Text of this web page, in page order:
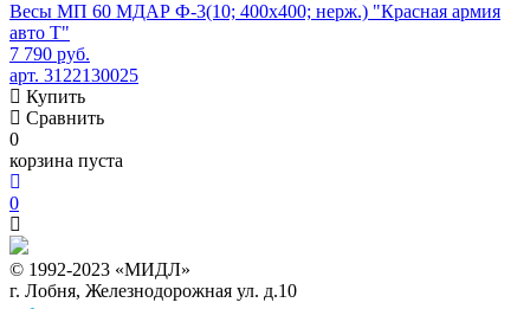
Весы МП 60 МДАР Ф-3(10; 400х400; нерж.) "Красная армия
авто Т"
7 790 руб.
арт. 3122130025
Купить
Сравнить
0
корзина пуста
0
© 1992-2023 «МИДЛ»
г. Лобня, Железнодорожная ул. д.10